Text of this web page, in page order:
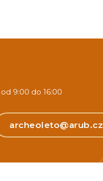
9:00 do 16:00
archeoleto@arub.cz